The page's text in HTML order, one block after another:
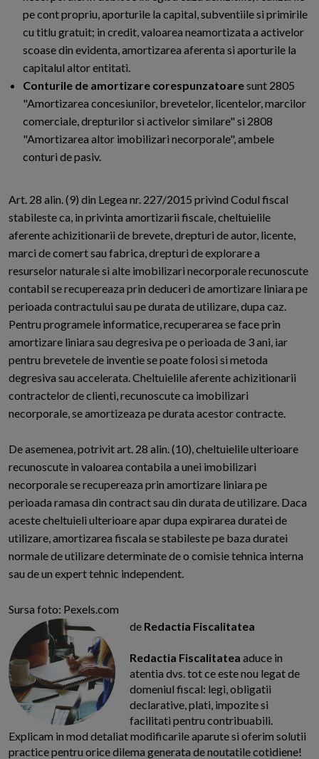
pe cont propriu, aporturile la capital, subventiile si primirile
cu titlu gratuit; in credit, valoarea neamortizata a activelor
scoase din evidenta, amortizarea aferenta si aporturile la
capitalul altor entitati.
Conturile de amortizare corespunzatoaresunt 2805
"Amortizarea concesiunilor, brevetelor, licentelor, marcilor
comerciale, drepturilor si activelor similare" si 2808
"Amortizarea altor imobilizari necorporale", ambele
conturi de pasiv.
Art. 28 alin. (9) din Legea nr. 227/2015 privind Codul fiscal
stabileste ca, in privinta amortizarii fiscale, cheltuielile
aferente achizitionarii de brevete, drepturi de autor, licente,
marci de comert sau fabrica, drepturi de explorare a
resurselor naturale si alte imobilizari necorporale recunoscute
contabil se recupereaza prin deduceri de amortizare liniara pe
perioada contractului sau pe durata de utilizare, dupa caz.
Pentru programele informatice, recuperarea se face prin
amortizare liniara sau degresiva pe o perioada de 3 ani, iar
pentru brevetele de inventie se poate folosi si metoda
degresiva sau accelerata. Cheltuielile aferente achizitionarii
contractelor de clienti, recunoscute ca imobilizari
necorporale, se amortizeaza pe durata acestor contracte.
De asemenea, potrivit art. 28 alin. (10), cheltuielile ulterioare
recunoscute in valoarea contabila a unei imobilizari
necorporale se recupereaza prin amortizare liniara pe
perioada ramasa din contract sau din durata de utilizare. Daca
aceste cheltuieli ulterioare apar dupa expirarea duratei de
utilizare, amortizarea fiscala se stabileste pe baza duratei
normale de utilizare determinate de o comisie tehnica interna
sau de un expert tehnic independent.
Sursa foto: Pexels.com
de Redactia Fiscalitatea
Redactia Fiscalitatea aduce in
atentia dvs. tot ce este nou legat de
domeniul fiscal: legi, obligatii
declarative, plati, impozite si
facilitati pentru contribuabili.
Explicam in mod detaliat modificarile aparute si oferim solutii
practice pentru orice dilema generata de noutatile cotidiene!